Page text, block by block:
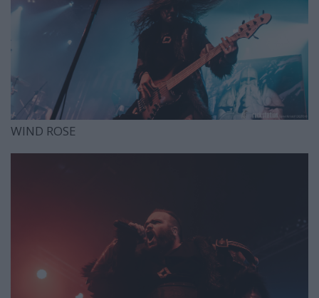
WIND ROSE